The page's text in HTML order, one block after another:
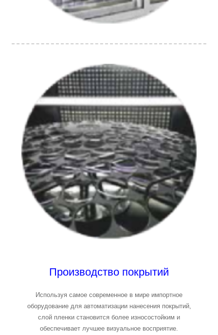
Производство покрытий
Используя самое современное в мире импортное
оборудование для автоматизации нанесения покрытий,
слой пленки становится более износостойким и
обеспечивает лучшее визуальное восприятие.